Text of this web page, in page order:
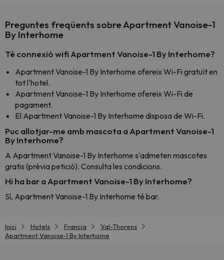
Preguntes freqüents sobre Apartment Vanoise-1
By Interhome
Té connexió wifi Apartment Vanoise-1 By Interhome?
Apartment Vanoise-1 By Interhome ofereix Wi-Fi gratuït en
tot l'hotel.
Apartment Vanoise-1 By Interhome ofereix Wi-Fi de
pagament.
El Apartment Vanoise-1 By Interhome disposa de Wi-Fi.
Puc allotjar-me amb mascota a Apartment Vanoise-1
By Interhome?
A Apartment Vanoise-1 By Interhome s'admeten mascotes
gratis (prèvia petició). Consulta les condicions.
Hi ha bar a Apartment Vanoise-1 By Interhome?
Sí, Apartment Vanoise-1 By Interhome té bar.
Inici Hotels Francia
Val-Thorens
Apartment Vanoise-1 By Interhome